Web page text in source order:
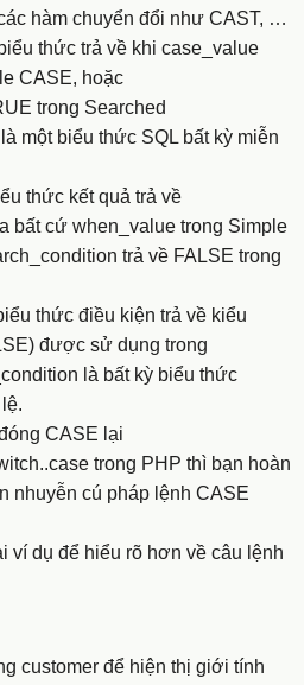
hàm chuyển đổi như CAST, …
thức trả về khi case_value
CASE, hoặc
trong Searched
một biểu thức SQL bất kỳ miễn
thức kết quả trả về
bất cứ when_value trong Simple
trả về FALSE trong
thức điều kiện trả về kiểu
được sử dụng trong
là bất kỳ biểu thức
CASE lại
trong PHP thì bạn hoàn
nhuyễn cú pháp lệnh CASE
ví dụ để hiểu rõ hơn về câu lệnh
customer để hiện thị giới tính